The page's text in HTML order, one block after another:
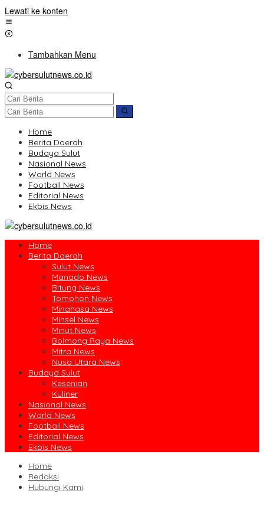
Lewati ke konten
Tambahkan Menu
Home
Berita Daerah
Budaya Sulut
Nasional News
World News
Football News
Editorial News
Ekbis News
Home
Berita Daerah
Sulut News
Manado News
Bitung News
Tomohon News
Minahasa News
Minsel News
Minut News
Bolmong Raya News
Mitra News
Nusa Utara News
Budaya Sulut
Kesenian
Kuliner
Nasional News
World News
Football News
Editorial News
Ekbis News
Home
Redaksi
Hubungi Kami